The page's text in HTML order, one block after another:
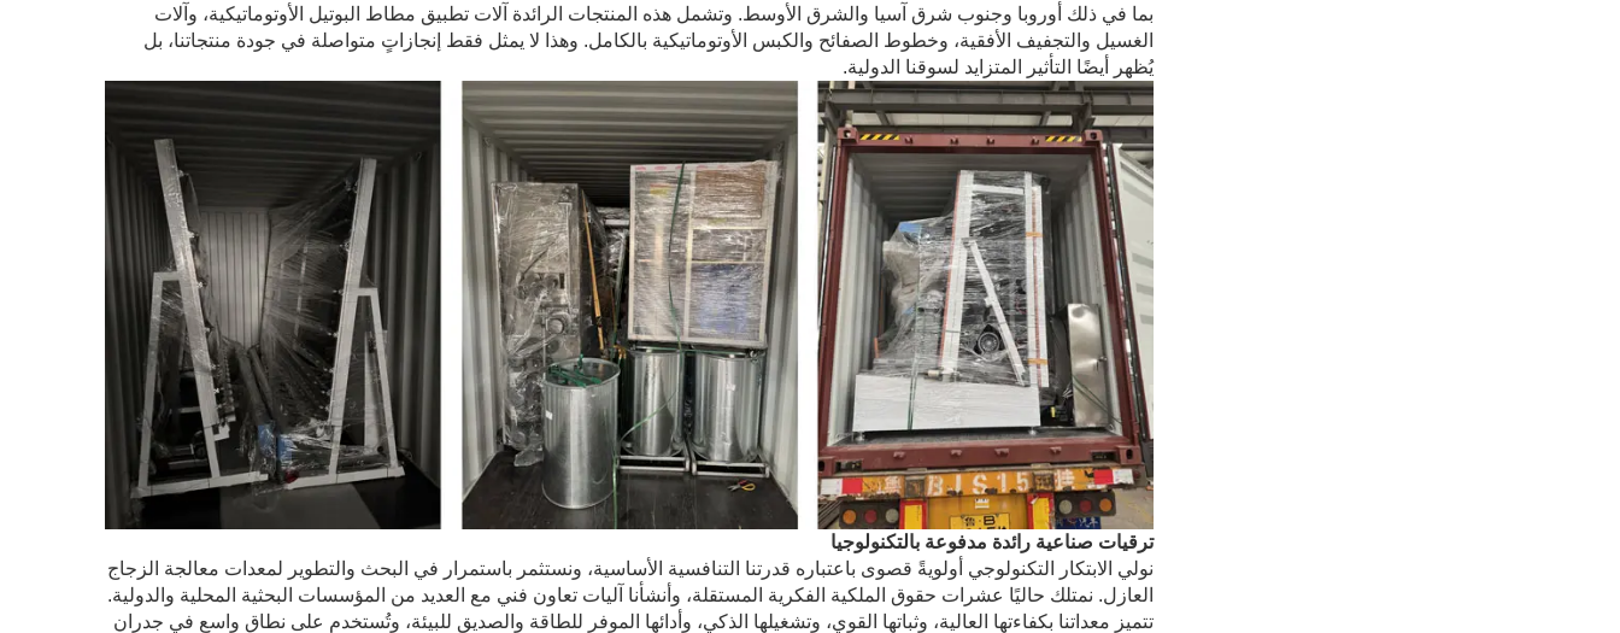
بما في ذلك أوروبا وجنوب شرق آسيا والشرق الأوسط. وتشمل هذه المنتجات الرائدة آلات تطبيق مطاط البوتيل الأوتوماتيكية، وآلات
الغسيل والتجفيف الأفقية، وخطوط الصفائح والكبس الأوتوماتيكية بالكامل. وهذا لا يمثل فقط إنجازاتٍ متواصلة في جودة منتجاتنا، بل
يُظهر أيضًا التأثير المتزايد لسوقنا الدولية.
ترقيات صناعية رائدة مدفوعة بالتكنولوجيا
نولي الابتكار التكنولوجي أولويةً قصوى باعتباره قدرتنا التنافسية الأساسية، ونستثمر باستمرار في البحث والتطوير لمعدات معالجة الزجاج
العازل. نمتلك حاليًا عشرات حقوق الملكية الفكرية المستقلة، وأنشأنا آليات تعاون فني مع العديد من المؤسسات البحثية المحلية والدولية.
تتميز معداتنا بكفاءتها العالية، وثباتها القوي، وتشغيلها الذكي، وأدائها الموفر للطاقة والصديق للبيئة، وتُستخدم على نطاق واسع في جدران